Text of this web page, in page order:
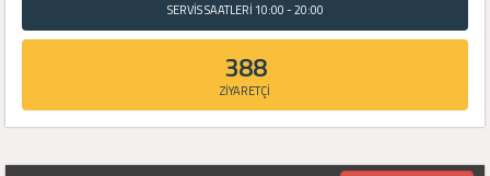
SERVİS SAATLERİ 10:00 - 20:00
388
ZİYARETÇİ